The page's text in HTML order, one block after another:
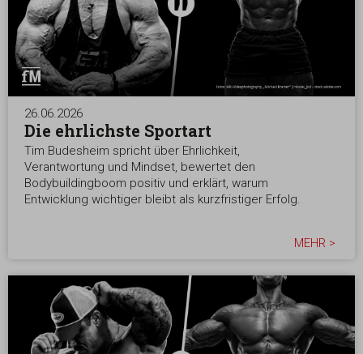
26.06.2026
Die ehrlichste Sportart
Tim Budesheim spricht über Ehrlichkeit,
Verantwortung und Mindset, bewertet den
Bodybuildingboom positiv und erklärt, warum
Entwicklung wichtiger bleibt als kurzfristiger Erfolg.
MEHR >